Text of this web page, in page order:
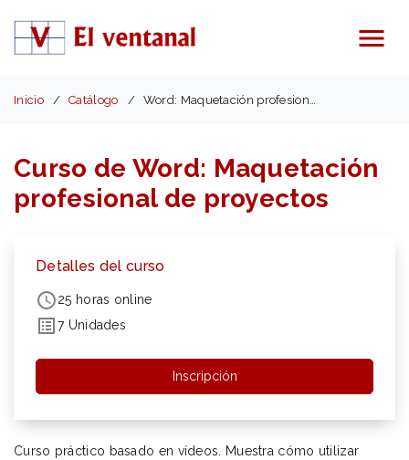
Menú
Inicio Catálogo Word: Maquetación profesional de proyectos
Curso de Word: Maquetación
profesional de proyectos
Detalles del curso
25 horas online
7 Unidades
Inscripción
Curso práctico basado en vídeos. Muestra cómo utilizar